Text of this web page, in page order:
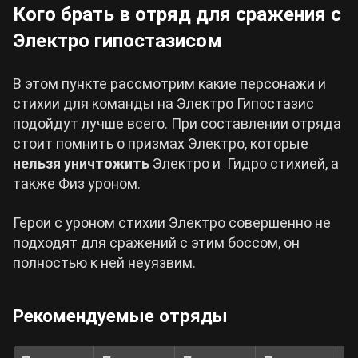
Кого брать в отряд для сражения с
Электро гипостазисом
В этом пункте рассмотрим какие персонажи и
стихии для команды на Электро Гипостазис
подойдут лучше всего. При составлении отряда
стоит помнить о призмах Электро, которые
нельзя уничтожить Электро и Гидро стихией, а
также Физ уроном.
Герои с уроном стихии Электро совершенно не
подходят для сражений с этим боссом, он
полностью к ней неуязвим.
Рекомендуемые отряды